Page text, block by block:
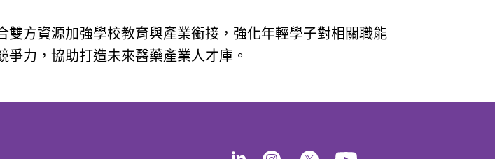
方資源加強學校教育與產業銜接，強化年輕學子對相關職能
力，協助打造未來醫藥產業人才庫。